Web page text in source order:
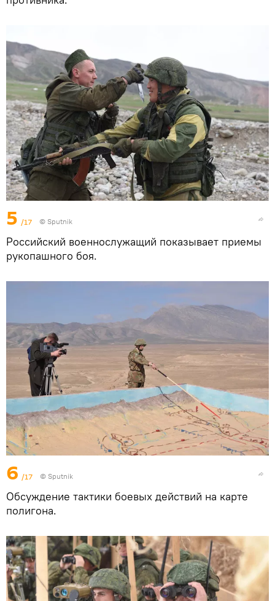
5 /17 © Sputnik
Российский военнослужащий показывает приемы
рукопашного боя.
6 /17 © Sputnik
Обсуждение тактики боевых действий на карте
полигона.